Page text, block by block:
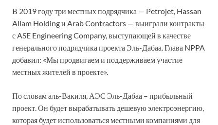
В 2019 году три местных подрядчика — Petrojet, Hassan
Allam Holding и Arab Contractors — выиграли контракты
с ASE Engineering Company, выступающей в качестве
генерального подрядчика проекта Эль-Дабаа. Глава NPPA
добавил: «Мы продвигаем и поддерживаем участие
местных жителей в проекте».
По словам аль-Вакиля, АЭС Эль-Дабаа – прибыльный
проект. Он будет вырабатывать дешевую электроэнергию,
которая будет использоваться местными компаниями для